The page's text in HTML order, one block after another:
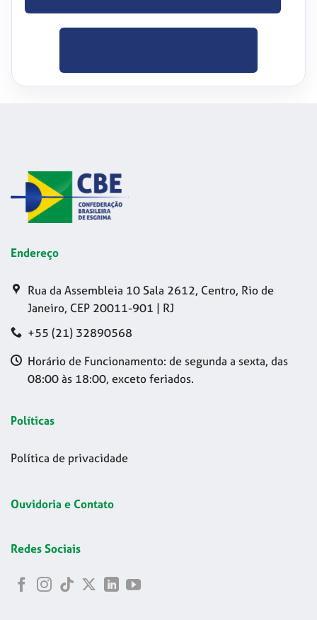
Endereço
Rua da Assembleia 10 Sala 2612, Centro, Rio de
Janeiro, CEP 20011-901 | RJ
+55 (21) 32890568
Horário de Funcionamento: de segunda a sexta, das
08:00 às 18:00, exceto feriados.
Políticas
Política de privacidade
Ouvidoria e Contato
Redes Sociais